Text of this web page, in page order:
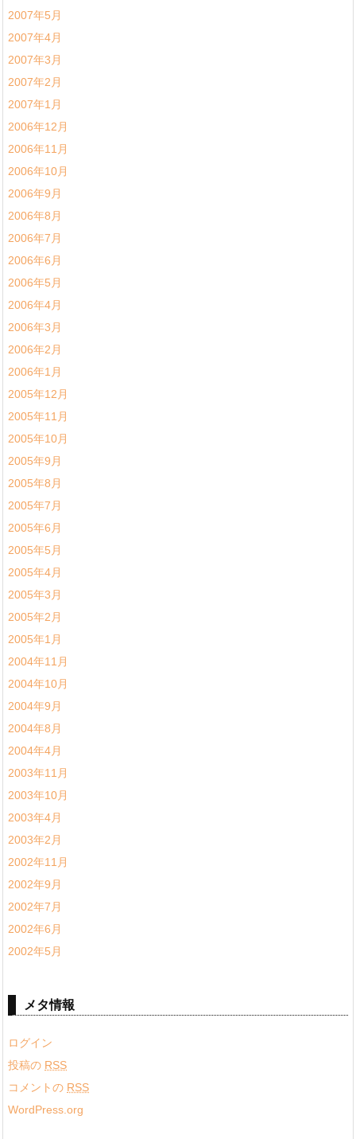
2007年5月
2007年4月
2007年3月
2007年2月
2007年1月
2006年12月
2006年11月
2006年10月
2006年9月
2006年8月
2006年7月
2006年6月
2006年5月
2006年4月
2006年3月
2006年2月
2006年1月
2005年12月
2005年11月
2005年10月
2005年9月
2005年8月
2005年7月
2005年6月
2005年5月
2005年4月
2005年3月
2005年2月
2005年1月
2004年11月
2004年10月
2004年9月
2004年8月
2004年4月
2003年11月
2003年10月
2003年4月
2003年2月
2002年11月
2002年9月
2002年7月
2002年6月
2002年5月
メタ情報
ログイン
投稿の RSS
コメントの RSS
WordPress.org